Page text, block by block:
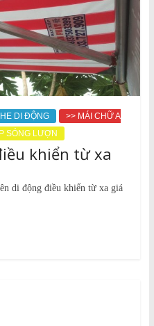
DI ĐỘNG
>> MÁI CHỮ A
SÓNG LƯỢN
khiển từ xa
di động điều khiển từ xa giá